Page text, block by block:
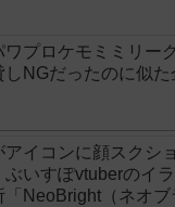
プロケモミミリー
NGだったのに似
イコンに顔スクシ
いすぽvtuberのイ
NeoBright（ネオブ